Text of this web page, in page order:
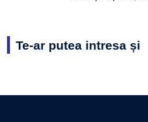
Te-ar putea intresa și